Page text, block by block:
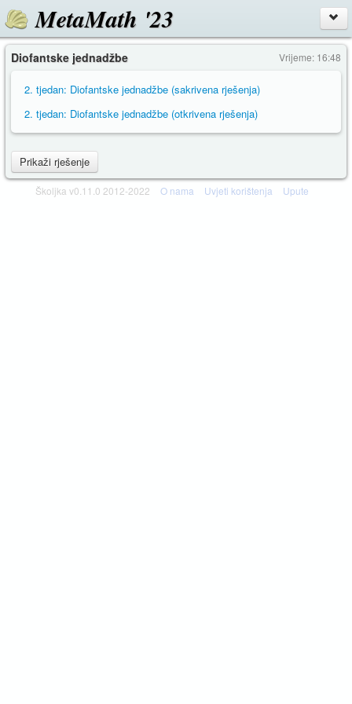
MetaMath '23
Vrijeme: 16:48
Diofantske jednadžbe
2. tjedan: Diofantske jednadžbe (sakrivena rješenja)
2. tjedan: Diofantske jednadžbe (otkrivena rješenja)
Prikaži rješenje
Školjka v0.11.0 2012-2022 O nama Uvjeti korištenja Upute